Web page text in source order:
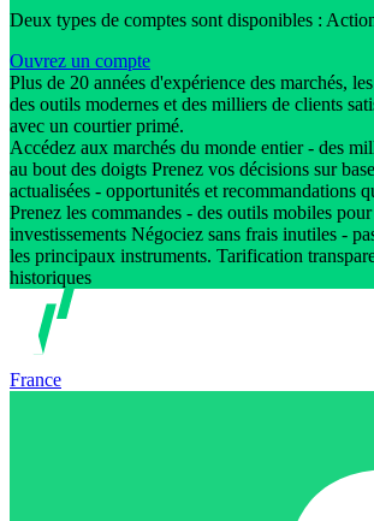
Deux types de comptes sont disponibles :
Ouvrez un compte
Plus de 20 années d'expérience des marchés,
des outils modernes et des milliers de clients
avec un courtier primé.
Accédez aux marchés du monde entier - des
au bout des doigts Prenez vos décisions sur
actualisées - opportunités et recommandations
Prenez les commandes - des outils mobiles
investissements Négociez sans frais inutiles -
les principaux instruments. Tarification
historiques
France